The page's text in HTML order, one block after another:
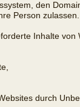
den
Person zulassen.
Inhalte
durch